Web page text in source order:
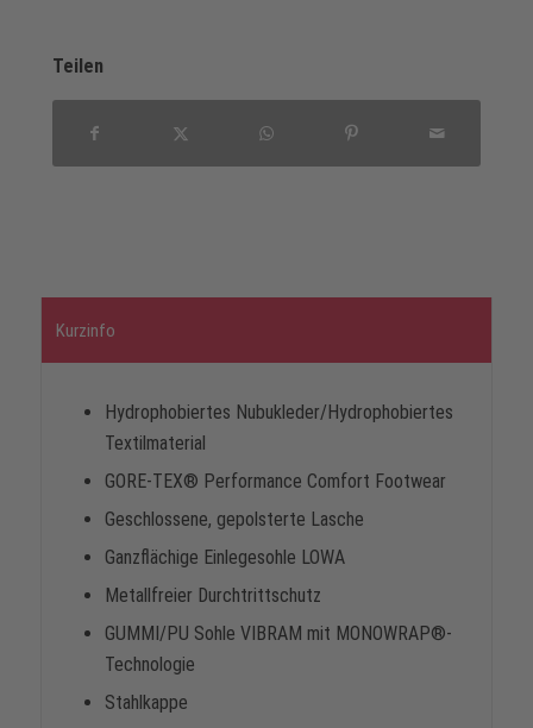
Teilen
Kurzinfo
Hydrophobiertes Nubukleder/Hydrophobiertes
Textilmaterial
GORE-TEX® Performance Comfort Footwear
Geschlossene, gepolsterte Lasche
Ganzflächige Einlegesohle LOWA
Metallfreier Durchtrittschutz
GUMMI/PU Sohle VIBRAM mit MONOWRAP®-
Technologie
Stahlkappe